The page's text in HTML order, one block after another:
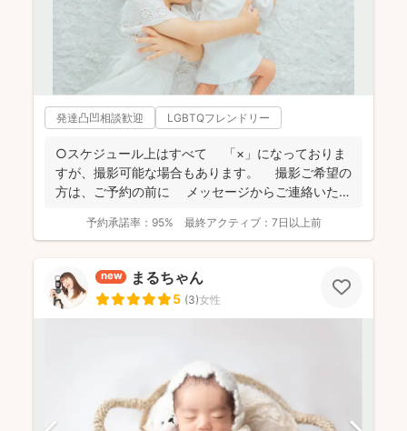
発達凸凹相談歓迎 LGBTQフレンドリー
○スケジュール上はすべて 「×」になっておりま
すが、撮影可能な場合もあります。 撮影ご希望の
方は、ご予約の前に メッセージからご連絡いただ
予約承諾率： 95% 最終アクティブ： 7日以上前
new まるちゃん
5 (3)女性